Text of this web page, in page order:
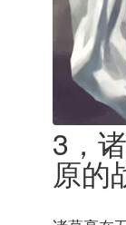
3，
原的